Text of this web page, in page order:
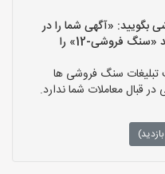
بگویید: «آگهی شما را در
سایت «لیست سنگ» دیده ام و کد «سنگ فروشی-12» را
سنگ فروشی ها
قبال معاملات شما ندارد.